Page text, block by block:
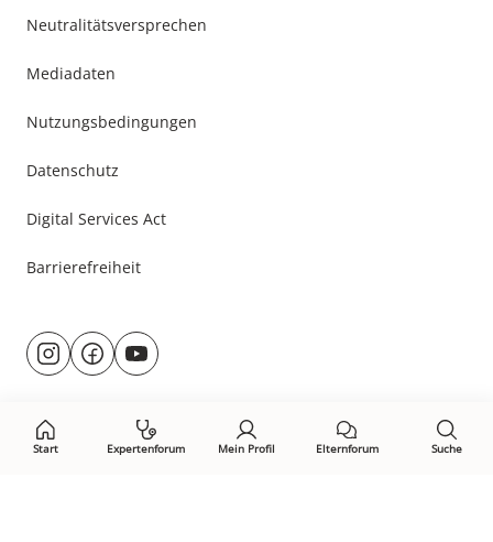
Start Expertenforum Mein Profil Elternforum Suche
Neutralitätsversprechen
Mediadaten
Nutzungsbedingungen
Datenschutz
Digital Services Act
Barrierefreiheit
Besuche
uns@rund.ums.baby
facebook.com/rundumsbaby.de
youtube.com/@rundumsbaby_